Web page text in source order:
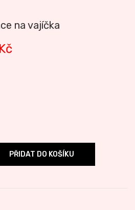
na vajíčka
Kč
PŘIDAT DO KOŠÍKU